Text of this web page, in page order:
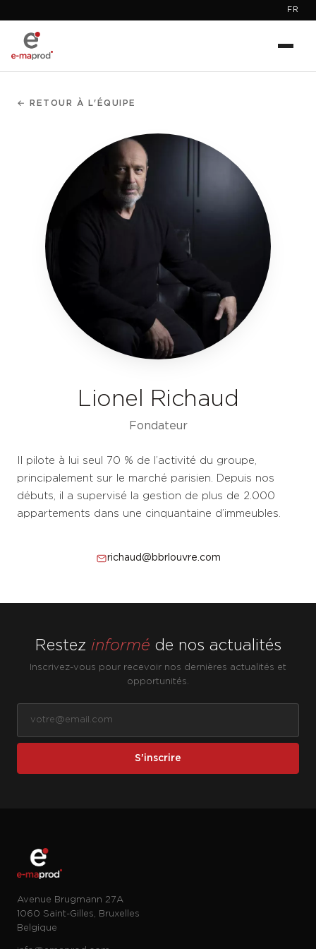
FR
← RETOUR À L'ÉQUIPE
Lionel Richaud
Fondateur
Il pilote à lui seul 70 % de l’activité du groupe,
principalement sur le marché parisien. Depuis nos
débuts, il a supervisé la gestion de plus de 2.000
appartements dans une cinquantaine d’immeubles.
richaud@bbrlouvre.com
Restez informé de nos actualités
Inscrivez-vous pour recevoir nos dernières actualités et
opportunités.
S'inscrire
Avenue Brugmann 27A
1060 Saint-Gilles, Bruxelles
Belgique